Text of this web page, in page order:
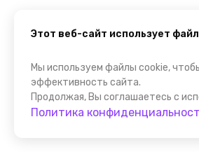
Этот веб-сайт использует
Мы используем файлы cookie,
эффективность сайта.
Продолжая, Вы соглашаетесь с
Политика